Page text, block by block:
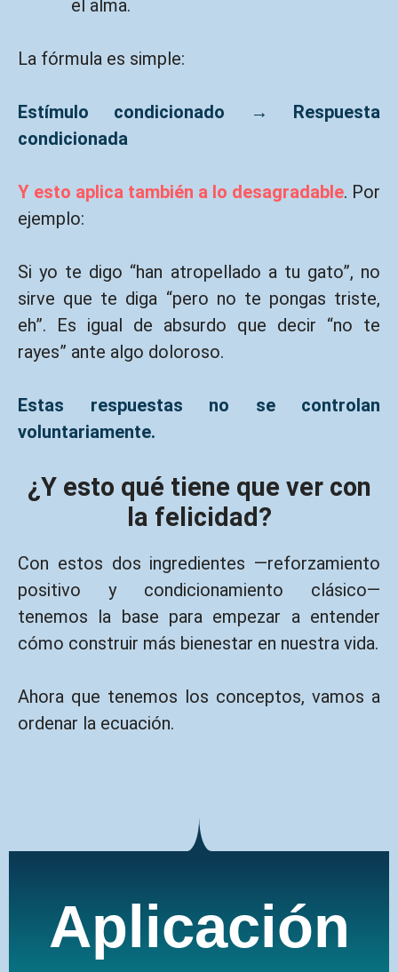
el alma.
La fórmula es simple:
Estímulo condicionado → Respuesta
condicionada
Y esto aplica también a lo desagradable. Por
ejemplo:
Si yo te digo “han atropellado a tu gato”, no
sirve que te diga “pero no te pongas triste,
eh”. Es igual de absurdo que decir “no te
rayes” ante algo doloroso.
Estas respuestas no se controlan
voluntariamente.
¿Y esto qué tiene que ver con
la felicidad?
Con estos dos ingredientes —reforzamiento
positivo y condicionamiento clásico—
tenemos la base para empezar a entender
cómo construir más bienestar en nuestra vida.
Ahora que tenemos los conceptos, vamos a
ordenar la ecuación.
Aplicación